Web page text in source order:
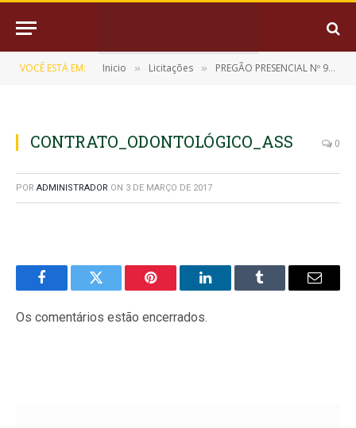
VOCÊ ESTÁ EM: Inicio » Licitações » PREGÃO PRESENCIAL Nº 9/2016-060601
CONTRATO_ODONTOLÓGICO_ASS 0
POR ADMINISTRADOR ON 3 DE MARÇO DE 2017
FacebookTwitter Pinterest LinkedInTumblr
E-
Os comentários estão encerrados.